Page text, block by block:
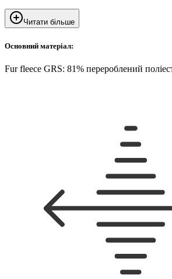
Читати більше
Основний матеріал:
Fur fleece GRS: 81% перероблений